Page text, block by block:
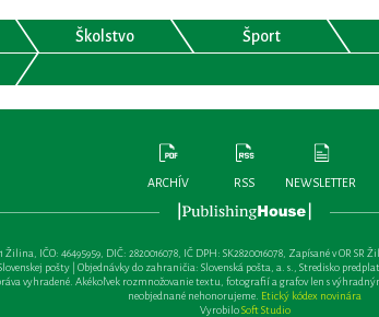
Školstvo Šport
ARCHÍV RSS NEWSLETTER
IČO: 46495959, DIČ: 2820016078, IČ DPH: SK2820016078, Zapísané v OR
pošty | Objednávky do zahraničia: Slovenská pošta, a. s., Stredisko
vyhradené. Akékoľvek rozmnožovanie textu, fotografií a grafov len s
neobjednané nehonorujeme. Etický kódex novinára
VyrobiloSoft Studio